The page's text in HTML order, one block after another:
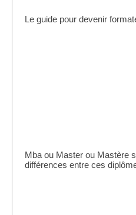
Le guide pour devenir
Mba ou Master ou Mastère
différences entre ces